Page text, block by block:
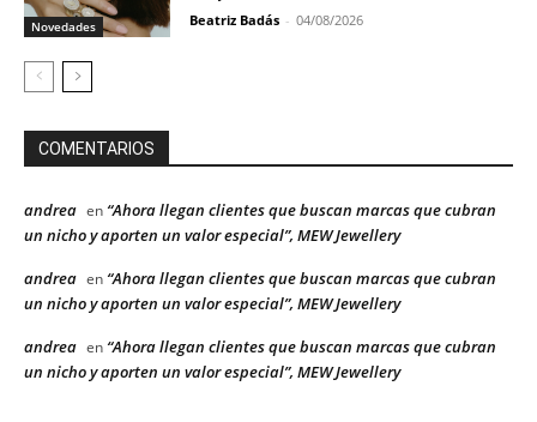
Novedades Beatriz Badás - 04/08/2026
COMENTARIOS
andrea en “Ahora llegan clientes que buscan marcas que cubran
un nicho y aporten un valor especial”, MEW Jewellery
andrea en “Ahora llegan clientes que buscan marcas que cubran
un nicho y aporten un valor especial”, MEW Jewellery
andrea en “Ahora llegan clientes que buscan marcas que cubran
un nicho y aporten un valor especial”, MEW Jewellery